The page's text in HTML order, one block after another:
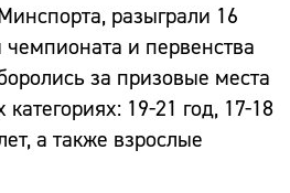
разыграли 16
и первенства
за призовые места
19-21 год, 17-18
а также взрослые